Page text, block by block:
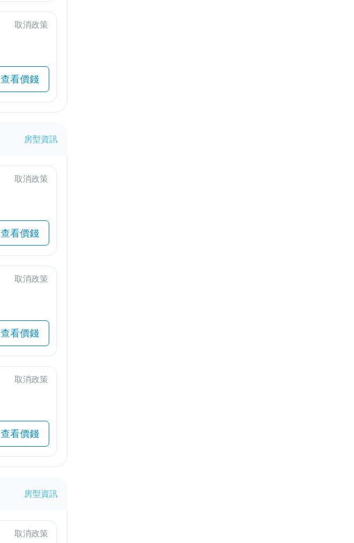
取消政策
查看價錢
房型資訊
取消政策
查看價錢
取消政策
查看價錢
取消政策
查看價錢
房型資訊
取消政策